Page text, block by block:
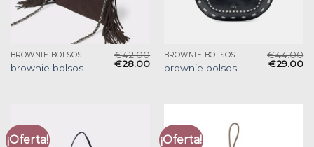
BROWNIE BOLSOS
brownie bolsos
€42.00
€28.00
BROWNIE BOLSOS
brownie bolsos
€44.00
€29.00
¡Oferta! ¡Oferta!